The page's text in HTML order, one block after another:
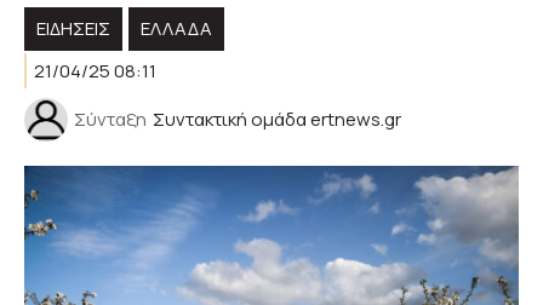
ΕΙΔΗΣΕΙΣ
ΕΛΛΑΔΑ
21/04/25 08:11
Σύνταξη Συντακτική ομάδα ertnews.gr